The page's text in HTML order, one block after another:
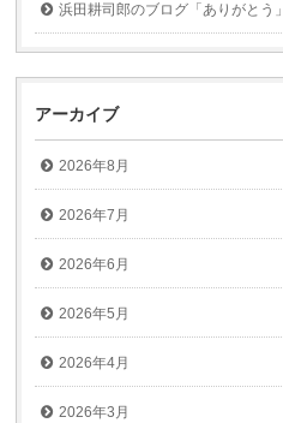
浜田耕司郎のブログ「ありがとう」
アーカイブ
2026年8月
2026年7月
2026年6月
2026年5月
2026年4月
2026年3月